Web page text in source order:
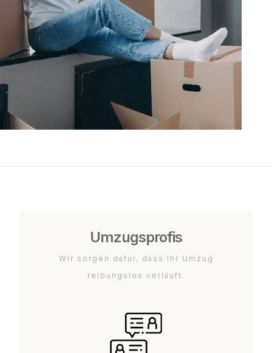
Umzugsprofis
Wir sorgen dafür, dass Ihr Umzug
reibungslos verläuft.